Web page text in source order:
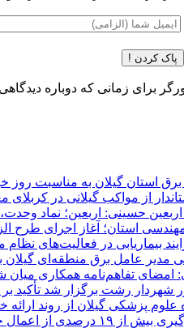
پاک کردن !
برای زمانی که دوباره
استان گیلان به مناسبت روز
از مواکب گیلانی در کربلای
اربعین حسینی: اربعین؛ نماد
استان؛ آغاز اجرای طرح
بیماریابی در فعالیت‌های
مدیر عامل برق منطقه‌ای
امضای تفاهم‌نامه همكاری میان
رشت برگزار شد تأکید بر
علوم پزشکی گیلان از روند
خاموشی برای مشتركان